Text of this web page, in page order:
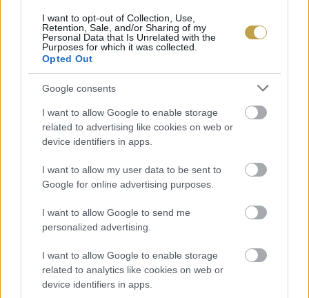
I want to opt-out of Collection, Use,
Retention, Sale, and/or Sharing of my
Personal Data that Is Unrelated with the
Purposes for which it was collected.
Opted Out
Google consents
I want to allow Google to enable storage
related to advertising like cookies on web or
device identifiers in apps.
I want to allow my user data to be sent to
Google for online advertising purposes.
I want to allow Google to send me
personalized advertising.
I want to allow Google to enable storage
related to analytics like cookies on web or
device identifiers in apps.
Kortyok
ÍME, A 2024-ES VINCE-DÍJASOK
2024-ben is átadásra kerültek a Vince-díjak, amivel a
legjobb magyar borokat, illetve az ágazati szereplők
munkáját ismerik el. November 16-án sikerrel lezajlott a
2024-es Vince Gála. Az est egyik fénypontja […]
Kortyok
MÉRFÖLDKŐ: ELÉRTE A 100-AT A VINCE GÁLÁN
Egyetlen belépővel megkóstolhatjuk a magyar borok
legjavát. 2024. novemberi Vince Gála kiállítóinak sora
folyamatosan bővül! 2024. november 16-án újra a magyar